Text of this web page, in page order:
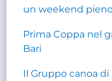
un weekend
Prima Coppa nel
Bari
Il Gruppo canoa di